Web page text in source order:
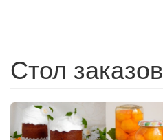
Стол заказов